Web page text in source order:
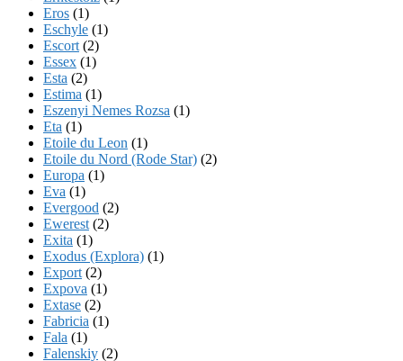
Eros (1)
Eschyle (1)
Escort (2)
Essex (1)
Esta (2)
Estima (1)
Eszenyi Nemes Rozsa (1)
Eta (1)
Etoile du Leon (1)
Etoile du Nord (Rode Star) (2)
Europa (1)
Eva (1)
Evergood (2)
Ewerest (2)
Exita (1)
Exodus (Explora) (1)
Export (2)
Expova (1)
Extase (2)
Fabricia (1)
Fala (1)
Falenskiy (2)